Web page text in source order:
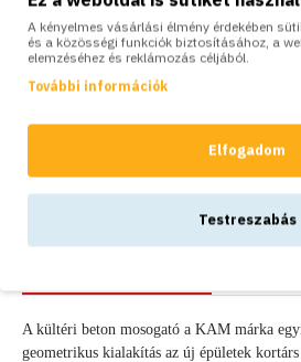
KOSÁRBA
A kültéri beton mosogató a KAM márka
geometrikus kialakítás az új épületek
A kényelmes vásárlási élmény érdekében
és a közösségi funkciók biztosításához, a
elemzéséhez és reklámozás céljából.
További információk
Elfogadom
Testreszabás